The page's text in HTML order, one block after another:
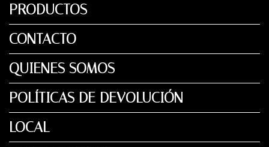
PRODUCTOS
CONTACTO
QUIENES SOMOS
POLÍTICAS DE DEVOLUCIÓN
LOCAL